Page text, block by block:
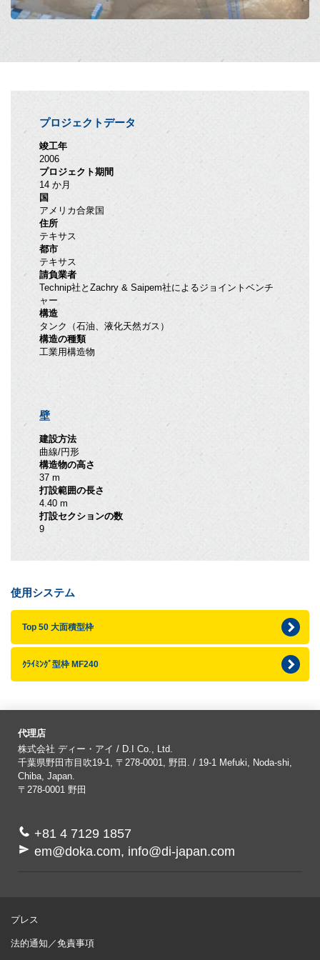
プロジェクトデータ
竣工年
2006
プロジェクト期間
14 か月
国
アメリカ合衆国
住所
テキサス
都市
テキサス
請負業者
Technip社とZachry & Saipem社によるジョイントベンチ
ャー
構造
タンク（石油、液化天然ガス）
構造の種類
工業用構造物
壁
建設方法
曲線/円形
構造物の高さ
37 m
打設範囲の長さ
4.40 m
打設セクションの数
9
使用システム
Top 50 大面積型枠
ｸﾗｲﾐﾝｸﾞ型枠 MF240
代理店
株式会社 ディー・アイ / D.I Co., Ltd.
千葉県野田市目吹19-1, 〒278-0001, 野田. / 19-1 Mefuki, Noda-shi,
Chiba, Japan.
〒278-0001 野田
+81 4 7129 1857
em@doka.com, info@di-japan.com
プレス
法的通知／免責事項